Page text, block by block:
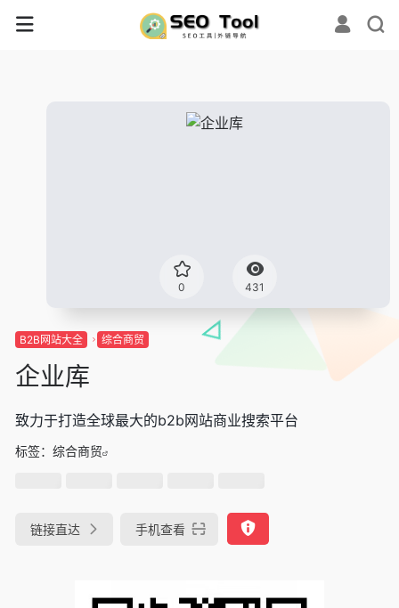
0 431
B2B网站大全 综合商贸
企业库
致力于打造全球最大的b2b网站商业搜索平台
标签： 综合商贸
链接直达 手机查看